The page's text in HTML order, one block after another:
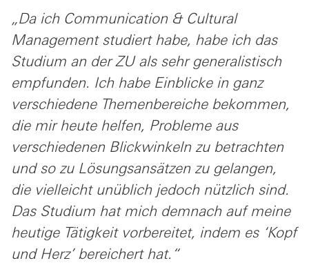
„Da ich Communication & Cultural
Management studiert habe, habe ich das
Studium an der ZU als sehr generalistisch
empfunden. Ich habe Einblicke in ganz
verschiedene Themenbereiche bekommen,
die mir heute helfen, Probleme aus
verschiedenen Blickwinkeln zu betrachten
und so zu Lösungsansätzen zu gelangen,
die vielleicht unüblich jedoch nützlich sind.
Das Studium hat mich demnach auf meine
heutige Tätigkeit vorbereitet, indem es ‘Kopf
und Herz’ bereichert hat.“